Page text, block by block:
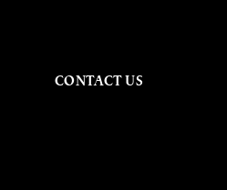
CONTACT US